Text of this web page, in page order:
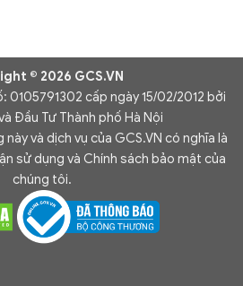
© 2026 GCS.VN
0105791302 cấp ngày 15/02/2012 bởi
Đầu Tư Thành phố Hà Nội
và dịch vụ của GCS.VN có nghĩa là
sử dụng và Chính sách bảo mật của
chúng tôi.